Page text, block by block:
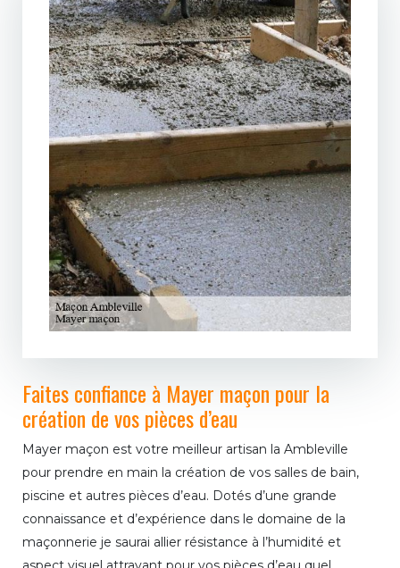
Faites confiance à Mayer maçon pour la
création de vos pièces d’eau
Mayer maçon est votre meilleur artisan la Ambleville
pour prendre en main la création de vos salles de bain,
piscine et autres pièces d’eau. Dotés d’une grande
connaissance et d’expérience dans le domaine de la
maçonnerie je saurai allier résistance à l’humidité et